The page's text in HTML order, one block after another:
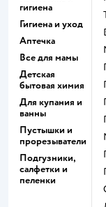
гигиена
Гигиена и уход
Аптечка
Все для мамы
Детская
бытовая химия
Для купания и
ванны
Пустышки и
прорезыватели
Подгузники,
салфетки и
пеленки